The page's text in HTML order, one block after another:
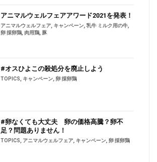
アニマルウェルフェアアワード2021を発表！
アニマルウェルフェア キャンペーン 乳牛 ミルク用の牛
卵 採卵鶏 肉用鶏 豚
#オスひよこの殺処分を廃止しよう
TOPICS キャンペーン 卵 採卵鶏
#卵なくても大丈夫 卵の価格高騰？卵不
足？問題ありません！
TOPICS アニマルウェルフェア キャンペーン 卵 採卵鶏